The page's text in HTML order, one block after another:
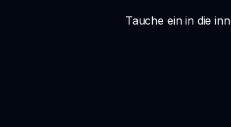
Tauche ein in die